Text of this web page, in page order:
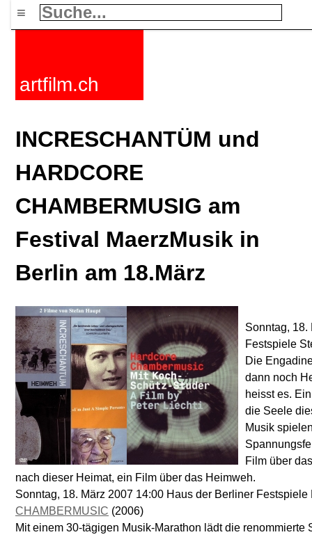
≡
artfilm.ch
INCRESCHANTÜM und
HARDCORE
CHAMBERMUSIG am
Festival MaerzMusik in
Berlin am 18.März
Sonntag, 18.
Festspiele
Die
dann noch
heisst es.
die Seele
Musik
Film über
nach dieser Heimat, ein Film über das Heimweh.
Sonntag, 18. März 2007 14:00 Haus der Berliner
CHAMBERMUSIC (2006)
Mit einem 30-tägigen Musik-Marathon lädt die